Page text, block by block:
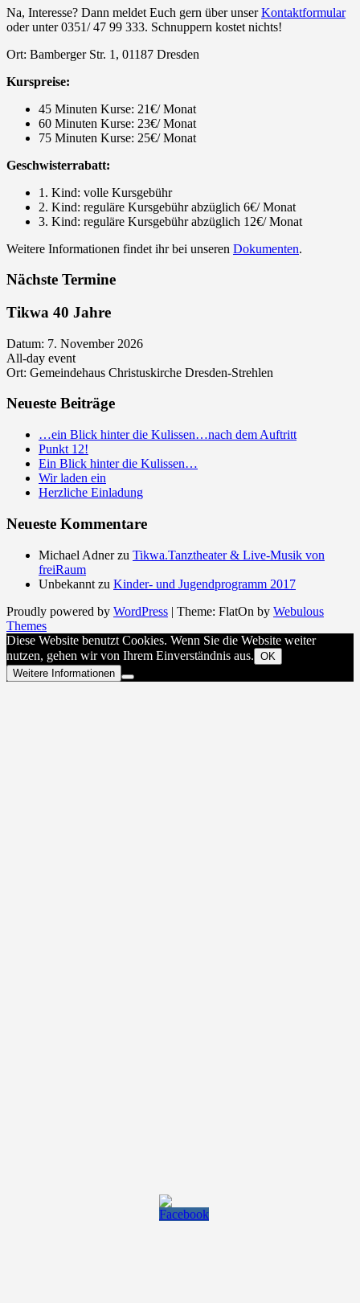
Na, Interesse? Dann meldet Euch gern über unserKontaktformular
oder unter 0351/ 47 99 333. Schnuppern kostet nichts!
Ort: Bamberger Str. 1, 01187 Dresden
Kurspreise:
45 Minuten Kurse: 21€/ Monat
60 Minuten Kurse: 23€/ Monat
75 Minuten Kurse: 25€/ Monat
Geschwisterrabatt:
1. Kind: volle Kursgebühr
2. Kind: reguläre Kursgebühr abzüglich 6€/ Monat
3. Kind: reguläre Kursgebühr abzüglich 12€/ Monat
Weitere Informationen findet ihr bei unseren Dokumenten.
Nächste Termine
Tikwa 40 Jahre
Datum: 7. November 2026
All-day event
Ort: Gemeindehaus Christuskirche Dresden-Strehlen
Neueste Beiträge
…ein Blick hinter die Kulissen…nach dem Auftritt
Punkt 12!
Ein Blick hinter die Kulissen…
Wir laden ein
Herzliche Einladung
Neueste Kommentare
Michael Adnerzu Tikwa.Tanztheater & Live-Musik von
freiRaum
Unbekannt zu Kinder- und Jugendprogramm 2017
Proudly powered by WordPress | Theme: FlatOn by Webulous
Themes
Diese Website benutzt Cookies. Wenn Sie die Website weiter
nutzen, gehen wir von Ihrem Einverständnis aus. OK
Weitere Informationen